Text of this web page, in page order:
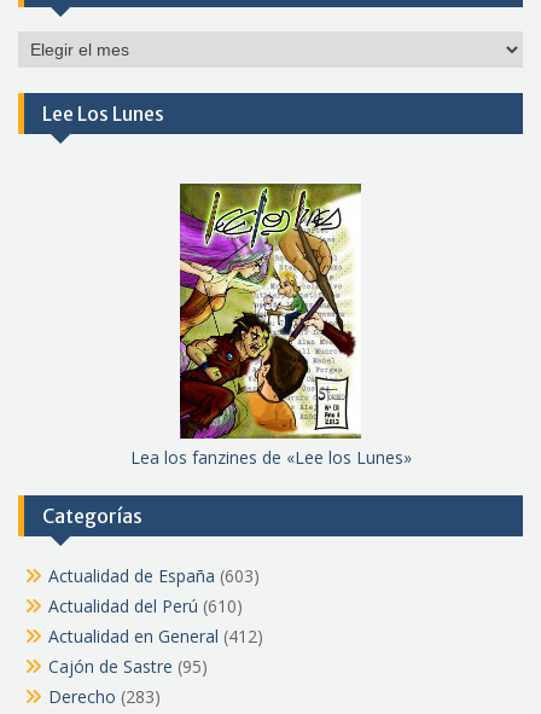
Por
Lee Los Lunes
Lea los fanzines de «Lee los Lunes»
Categorías
Actualidad de España (603)
Actualidad del Perú (610)
Actualidad en General (412)
Cajón de Sastre (95)
Derecho (283)